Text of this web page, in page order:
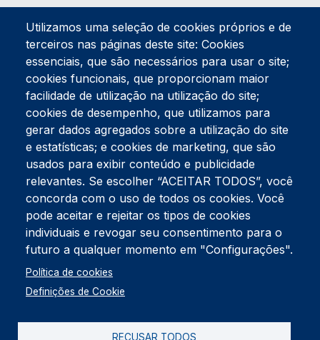
Tel:234 390 100Fax:234 390 100
Endereço Postal
Apartado 42
Rua Gil Eanes 31
3834-908 Gafanha da Nazaré
Estúdios
Rua Prior Guerra
Edifício do Centro Cultural da Gafanha da Nazaré
3830-556 Gafanha da Nazaré
Rodapé
Cookies
Política de Privacidade
Utilizamos uma seleção de cookies próprios e de
terceiros nas páginas deste site: Cookies
essenciais, que são necessários para usar o site;
cookies funcionais, que proporcionam maior
facilidade de utilização na utilização do site;
cookies de desempenho, que utilizamos para
gerar dados agregados sobre a utilização do site
e estatísticas; e cookies de marketing, que são
usados para exibir conteúdo e publicidade
relevantes. Se escolher “ACEITAR TODOS”, você
concorda com o uso de todos os cookies. Você
pode aceitar e rejeitar os tipos de cookies
individuais e revogar seu consentimento para o
futuro a qualquer momento em "Configurações".
Política de cookies
Definições de Cookie
RECUSAR TODOS